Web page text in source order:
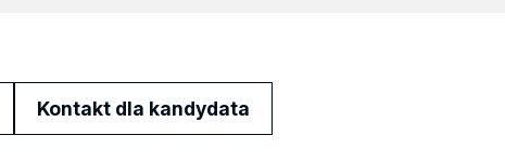
Kontakt dla kandydata